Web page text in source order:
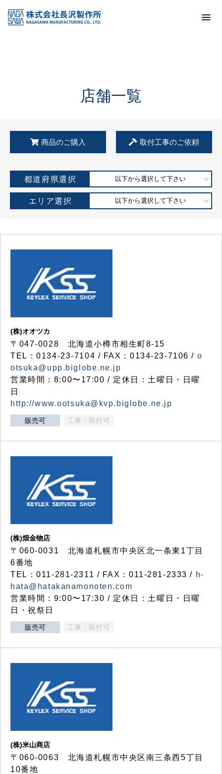
KSS加盟店・取扱店情報
店舗一覧
店舗一覧
商品のご購入 取付工事のご依頼
都道府県選択 以下から選択して下さい
エリア選択 以下から選択して下さい
(株)オオツカ
〒047-0028 北海道小樽市相生町8-15
TEL：0134-23-7104 / FAX：0134-23-7106 / o
otsuka@upp.biglobe.ne.jp
営業時間：8:00〜17:00 / 定休日：土曜日・日曜
日
http://www.ootsuka@kvp.biglobe.ne.jp
販売可 工事・取付可
(株)畑金物店
〒060-0031 北海道札幌市中央区北一条東1丁目
6番地
TEL：011-281-2311 / FAX：011-281-2333 / h-
hata@hatakanamonoten.com
営業時間：9:00〜17:30 / 定休日：土曜日・日曜
日・祝祭日
販売可 工事・取付可
(株)米山商店
〒060-0063 北海道札幌市中央区南三条西5丁目
10番地